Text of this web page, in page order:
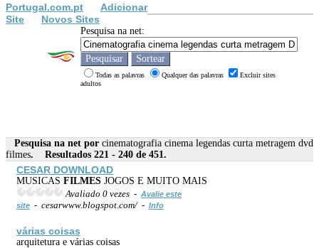
Portugal.com.pt
Adicionar
Site
Novos Sites
Pesquisa na net:
Todas as palavras Qualquer das palavras
Excluir sites
adultos
Pesquisa na net por cinematografia cinema legendas curta metragem dvd
filmes. Resultados 221 - 240 de 451.
CESAR DOWNLOAD
MUSICAS FILMES JOGOS E MUITO MAIS
Avaliado 0 vezes - Avalie este
site - cesarwww.blogspot.com/ - Info
várias coisas
arquitetura e várias coisas